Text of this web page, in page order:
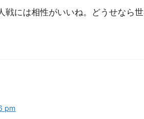
戦には相性がいいね。どうせなら世
pm